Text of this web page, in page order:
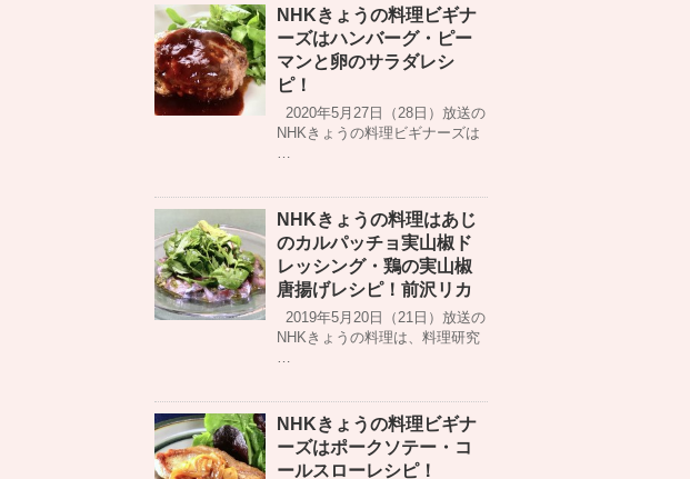
NHKきょうの料理ビギナ
ーズはハンバーグ・ピー
マンと卵のサラダレシ
ピ！
2020年5月27日（28日）放送の
NHKきょうの料理ビギナーズは
…
NHKきょうの料理はあじ
のカルパッチョ実山椒ド
レッシング・鶏の実山椒
唐揚げレシピ！前沢リカ
2019年5月20日（21日）放送の
NHKきょうの料理は、料理研究
…
NHKきょうの料理ビギナ
ーズはポークソテー・コ
ールスローレシピ！